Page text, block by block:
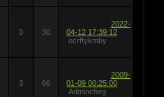
0 30
2022-
04-12 17:39:12
ocrffykmby
3
66
2009-
01-09 00:25:00
Admincheg